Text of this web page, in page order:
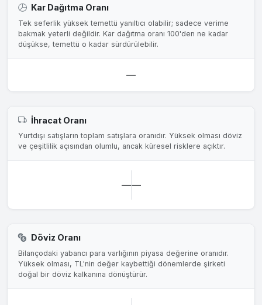
Kar Dağıtma Oranı
Tek seferlik yüksek temettü yanıltıcı olabilir; sadece verime
bakmak yeterli değildir. Kar dağıtma oranı 100'den ne kadar
düşükse, temettü o kadar sürdürülebilir.
—
İhracat Oranı
Yurtdışı satışların toplam satışlara oranıdır. Yüksek olması döviz
ve çeşitlilik açısından olumlu, ancak küresel risklere açıktır.
——
Döviz Oranı
Bilançodaki yabancı para varlığının piyasa değerine oranıdır.
Yüksek olması, TL'nin değer kaybettiği dönemlerde şirketi
doğal bir döviz kalkanına dönüştürür.